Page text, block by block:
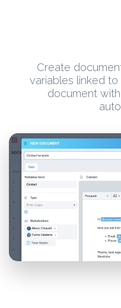
Create
variables linked to
document